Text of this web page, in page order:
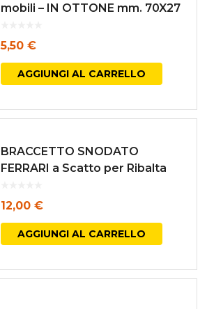
a
varianti.
scelte
pagina
mobili – IN OTTONE mm. 70X27
5,50 €
AGGIUNGI AL CARRELLO
BRACCETTO SNODATO
FERRARI a Scatto per Ribalta
12,00 €
AGGIUNGI AL CARRELLO